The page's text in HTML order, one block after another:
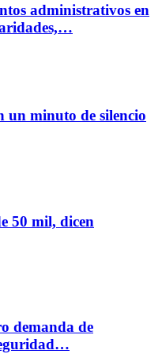
administrativos en
un minuto de silencio
50 mil, dicen
demanda de